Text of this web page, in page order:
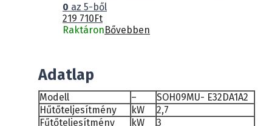
0 az 5-ből
219 710Ft
RaktáronBővebben
Adatlap
Modell –
SOH09MU- E32DA1A2
Hűtőteljesítmény
kW
2,7
Fűtőteljesítmény
kW
3